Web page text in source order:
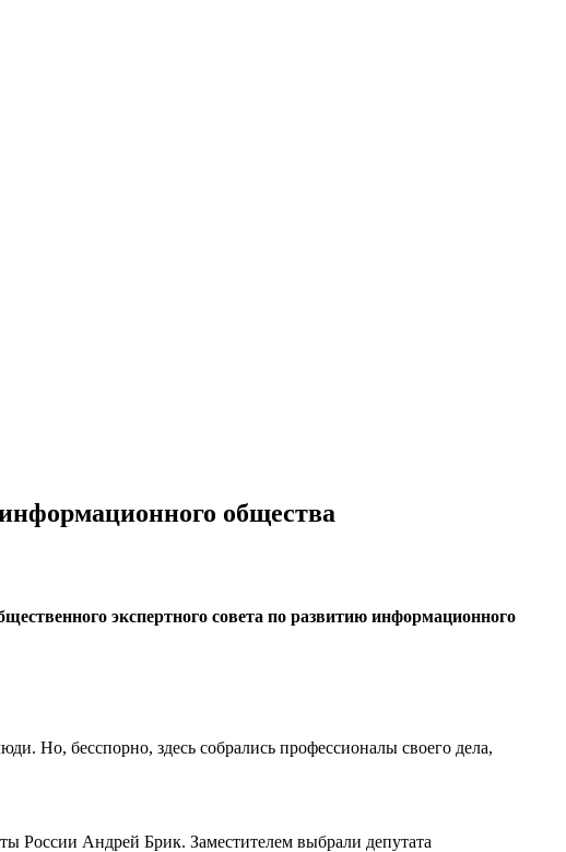
общества
экспертного совета по развитию информационного
Но, бесспорно, здесь собрались профессионалы своего дела,
России Андрей Брик. Заместителем выбрали депутата